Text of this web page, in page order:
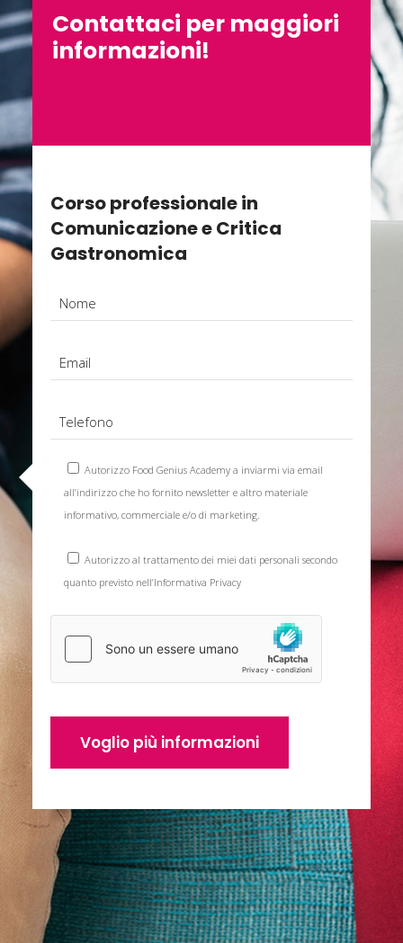
Contattaci per maggiori
informazioni!
Corso professionale in
Comunicazione e Critica
Gastronomica
Autorizzo Food Genius Academy a inviarmi via email
all’indirizzo che ho fornito newsletter e altro materiale
informativo, commerciale e/o di marketing.
Autorizzo al trattamento dei miei dati personali secondo
quanto previsto nell’Informativa Privacy